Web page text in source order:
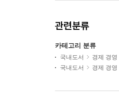
관련분류
카테고리 분류
국내도서 경제 경영
국내도서
경제 경영